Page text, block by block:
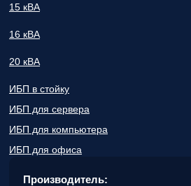
15 кВА
16 кВА
20 кВА
ИБП в стойку
ИБП для сервера
ИБП для компьютера
ИБП для офиса
Производитель: